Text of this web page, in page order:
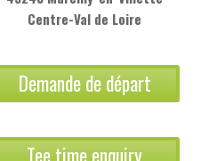
Centre-Val de Loire
Demande de départ
Tee time enquiry